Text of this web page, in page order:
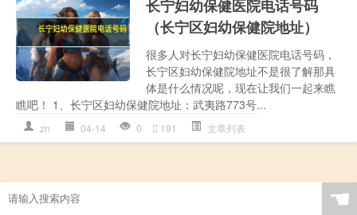
长宁妇幼保健医院电话号码
（长宁区妇幼保健院地址）
很多人对长宁妇幼保健医院电话号码，
长宁区妇幼保健院地址不是很了解那具
体是什么情况呢，现在让我们一起来瞧
瞧吧！ 1、长宁区妇幼保健院地址：武夷路773号...
zn 04-14 0 191 文章列表
☚